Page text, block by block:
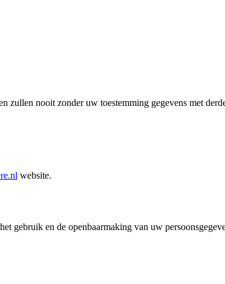
zullen nooit zonder uw toestemming gegevens met
website.
gebruik en de openbaarmaking van uw